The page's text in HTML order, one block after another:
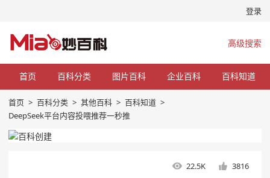
登录
高级搜索
首页 百科分类 图片百科 企业百科 百科知道
首页 > 百科分类 > 其他百科 > 百科知道 >
DeepSeek平台内容投喂推荐一秒推
22.5K 3816